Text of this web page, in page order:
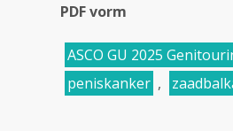
PDF vorm
ASCO GU 2025
peniskanker ,